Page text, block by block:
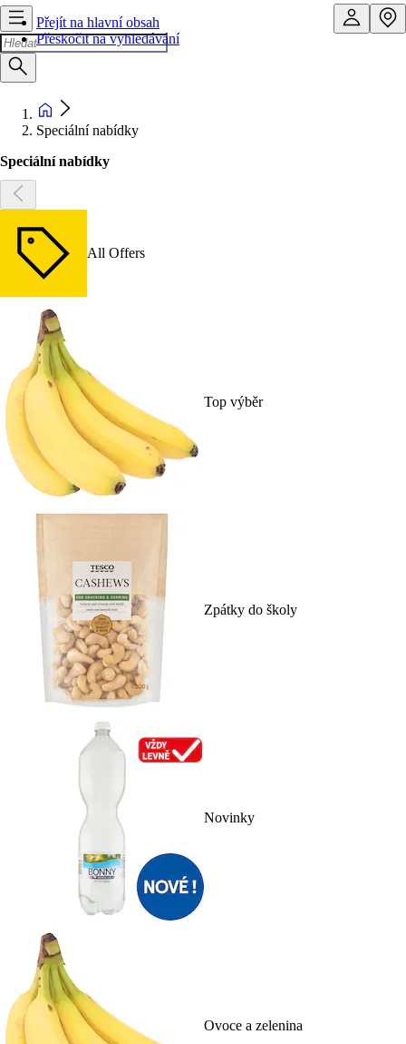
Přejít na hlavní obsah
Přeskočit na vyhledávání
Speciální nabídky
Speciální nabídky
All Offers
Top výběr
Zpátky do školy
Novinky
Ovoce a zelenina